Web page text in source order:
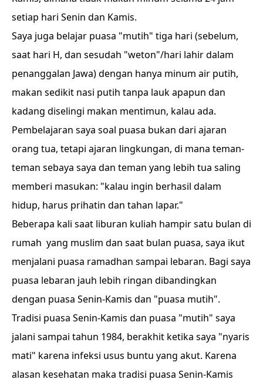
setiap hari Senin dan Kamis.
Saya juga belajar puasa "mutih" tiga hari (sebelum,
saat hari H, dan sesudah "weton"/hari lahir dalam
penanggalan Jawa) dengan hanya minum air putih,
makan sedikit nasi putih tanpa lauk apapun dan
kadang diselingi makan mentimun, kalau ada.
Pembelajaran saya soal puasa bukan dari ajaran
orang tua, tetapi ajaran lingkungan, di mana teman-
teman sebaya saya dan teman yang lebih tua saling
memberi masukan: "kalau ingin berhasil dalam
hidup, harus prihatin dan tahan lapar."
Beberapa kali saat liburan kuliah hampir satu bulan di
rumah yang muslim dan saat bulan puasa, saya ikut
menjalani puasa ramadhan sampai lebaran. Bagi saya
puasa lebaran jauh lebih ringan dibandingkan
dengan puasa Senin-Kamis dan "puasa mutih".
Tradisi puasa Senin-Kamis dan puasa "mutih" saya
jalani sampai tahun 1984, berakhit ketika saya "nyaris
mati" karena infeksi usus buntu yang akut. Karena
alasan kesehatan maka tradisi puasa Senin-Kamis